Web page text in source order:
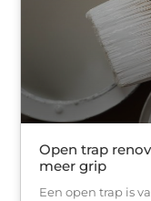
Open trap
meer grip
Een open trap is